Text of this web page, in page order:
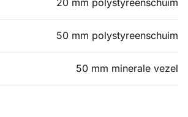
50 mm polystyreenschuim
50 mm minerale vezel